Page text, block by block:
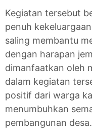
Kegiatan tersebut
penuh
saling membantu
dengan harapan
dimanfaatkan oleh
dalam kegiatan
positif dari warga
menumbuhkan
pembangunan desa.